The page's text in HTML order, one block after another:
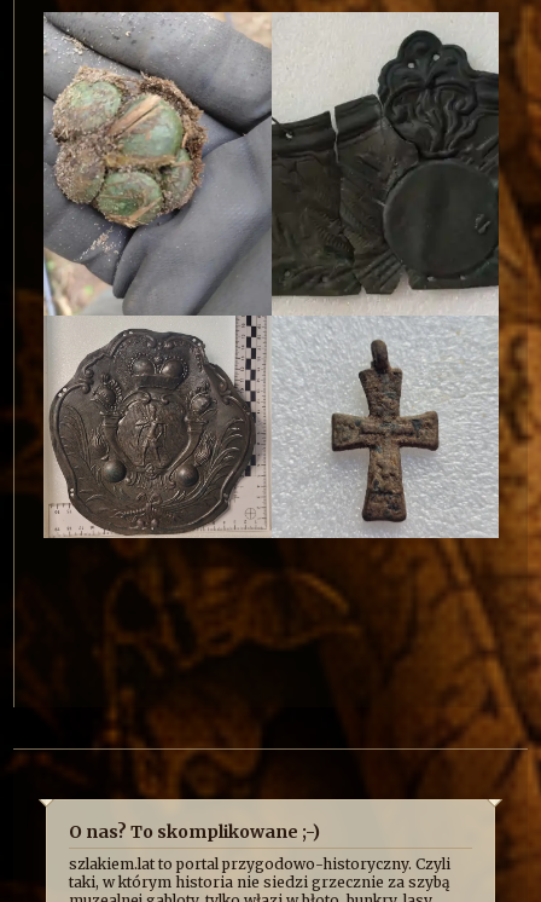
O nas? To skomplikowane ;-)
szlakiem.lat to portal przygodowo-historyczny. Czyli
taki, w którym historia nie siedzi grzecznie za szybą